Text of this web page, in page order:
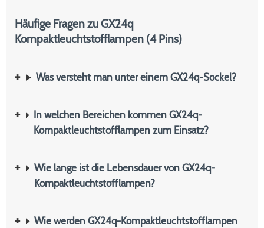
Häufige Fragen zu GX24q
Kompaktleuchtstofflampen (4 Pins)
Was versteht man unter einem GX24q-Sockel?
In welchen Bereichen kommen GX24q-
Kompaktleuchtstofflampen zum Einsatz?
Wie lange ist die Lebensdauer von GX24q-
Kompaktleuchtstofflampen?
Wie werden GX24q-Kompaktleuchtstofflampen